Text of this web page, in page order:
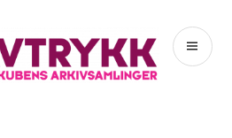
Avtrykk